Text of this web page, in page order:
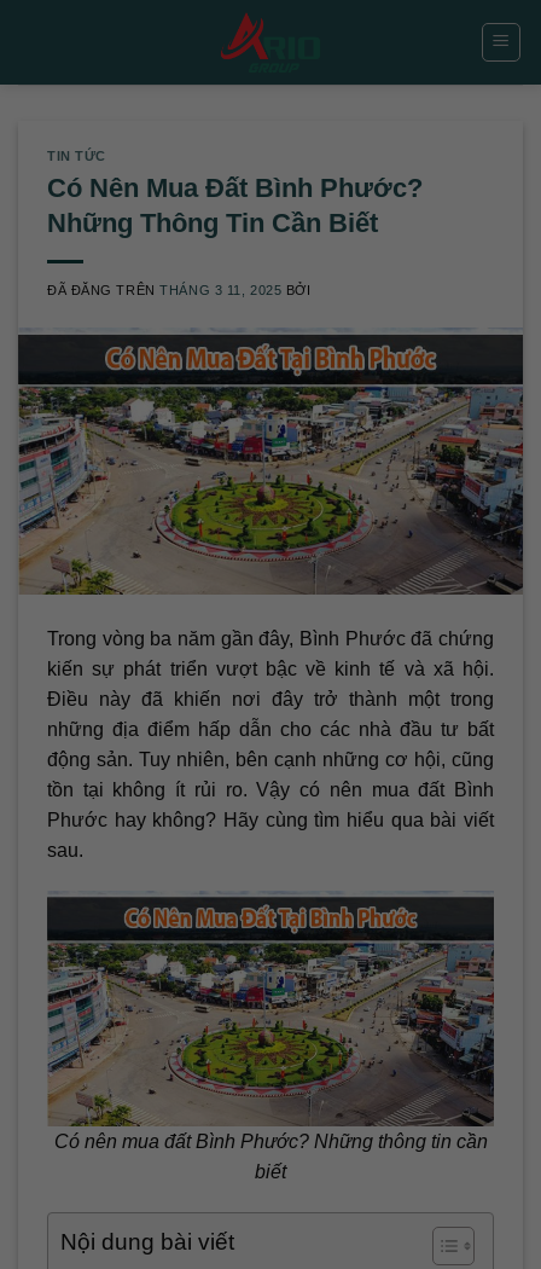
TIN TỨC
Có Nên Mua Đất Bình Phước?
Những Thông Tin Cần Biết
ĐÃ ĐĂNG TRÊNTHÁNG 3 11, 2025 BỞI
Trong vòng ba năm gần đây, Bình Phước đã chứng
kiến sự phát triển vượt bậc về kinh tế và xã hội.
Điều này đã khiến nơi đây trở thành một trong
những địa điểm hấp dẫn cho các nhà đầu tư bất
động sản. Tuy nhiên, bên cạnh những cơ hội, cũng
tồn tại không ít rủi ro. Vậy có nên mua đất Bình
Phước hay không? Hãy cùng tìm hiểu qua bài viết
sau.
Có nên mua đất Bình Phước? Những thông tin cần
biết
Nội dung bài viết